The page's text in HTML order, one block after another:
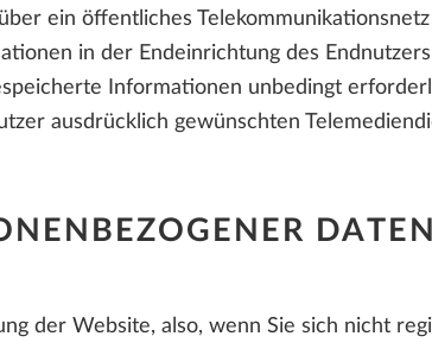
ein öffentliches
in der Endeinrichtung des
Informationen unbedingt
ausdrücklich gewünschten
der Website, also, wenn Sie sich nicht